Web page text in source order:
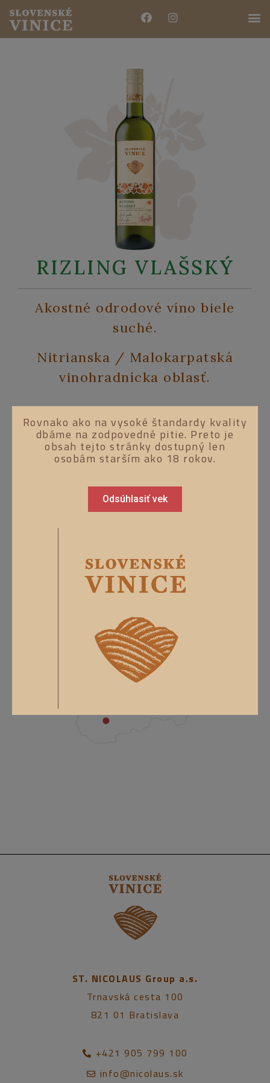
RIZLING VLAŠSKÝ
Akostné odrodové víno biele
suché.
Nitrianska / Malokarpatská
vinohradnícka oblasť.
Víno je jemnej zelenožltej farby s
príjemnou kvetnatou arómou
rozkvitnutého viniča. V chuti klasický
orieškovou chuťou a vyváženou kyselinkou.
Odporúčame k ľahším úpravám hydinového
mäsa a rýb, ale aj k zeleninovým šalátom.
0,75 L
12% obj.
Nitrianska / Malokarpatská
vinohradnícka oblasť.
ST. NICOLAUS Group a.s.
Trnavská cesta 100
821 01 Bratislava
+421 905 799 100
info@nicolaus.sk
Rovnako ako na vysoké štandardy kvality
dbáme na zodpovedné pitie. Preto je
obsah tejto stránky dostupný len
osobám starším ako 18 rokov.
Odsúhlasiť vek